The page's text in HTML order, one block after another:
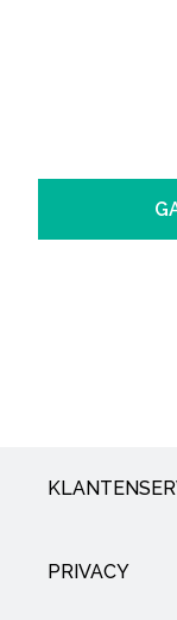
PRIVACY